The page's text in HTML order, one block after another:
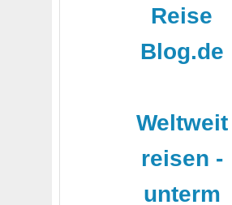
Reise
Blog.de
Weltweit
reisen -
unterm